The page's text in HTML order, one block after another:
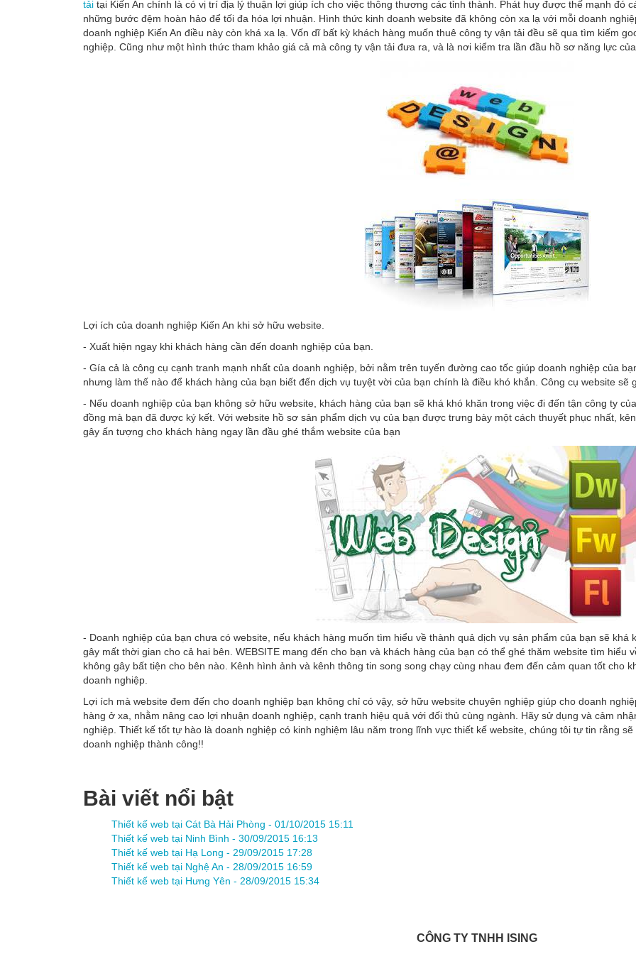
tải tại Kiến An chính là có vị trí địa lý thuận lợi giúp ích cho việc thông thương các tỉnh thành. Phát huy được thế mạnh đó
những bước đệm hoàn hảo để tối đa hóa lợi nhuận. Hình thức kinh doanh website đã không còn xa lạ với mỗi doanh
doanh nghiệp Kiến An điều này còn khá xa lạ. Vốn dĩ bất kỳ khách hàng muốn thuê công ty vận tải đều sẽ qua tìm kiếm
nghiệp. Cũng như một hình thức tham khảo giá cả mà công ty vận tải đưa ra, và là nơi kiểm tra lần đầu hồ sơ năng lực
Lợi ích của doanh nghiệp Kiến An khi sở hữu website.
- Xuất hiện ngay khi khách hàng cần đến doanh nghiệp của bạn.
- Gía cả là công cụ cạnh tranh mạnh nhất của doanh nghiệp, bởi nằm trên tuyến đường cao tốc giúp doanh nghiệp của
nhưng làm thế nào để khách hàng của bạn biết đến dịch vụ tuyệt vời của bạn chính là điều khó khắn. Công cụ website
- Nếu doanh nghiệp của bạn không sở hữu website, khách hàng của bạn sẽ khá khó khăn trong việc đi đến tận công ty
đồng mà bạn đã được ký kết. Với website hồ sơ sản phẩm dịch vụ của bạn được trưng bày một cách thuyết phục nhất,
gây ấn tượng cho khách hàng ngay lần đầu ghé thắm website của bạn
- Doanh nghiệp của bạn chưa có website, nếu khách hàng muốn tìm hiểu về thành quả dịch vụ sản phẩm của bạn sẽ
gây mất thời gian cho cả hai bên. WEBSITE mang đến cho bạn và khách hàng của bạn có thể ghé thăm website tìm hiểu
không gây bất tiện cho bên nào. Kênh hình ảnh và kênh thông tin song song chạy cùng nhau đem đến cảm quan tốt cho
doanh nghiệp.
Lợi ích mà website đem đến cho doanh nghiệp bạn không chỉ có vậy, sở hữu website chuyên nghiệp giúp cho doanh
hàng ở xa, nhằm nâng cao lợi nhuận doanh nghiệp, cạnh tranh hiệu quả với đối thủ cùng ngành. Hãy sử dụng và cảm
nghiệp. Thiết kế tốt tự hào là doanh nghiệp có kinh nghiệm lâu năm trong lĩnh vực thiết kế website, chúng tôi tự tin rằng
doanh nghiệp thành công!!
Bài viết nổi bật
Thiết kế web tại Cát Bà Hải Phòng - 01/10/2015 15:11
Thiết kế web tại Ninh Bình - 30/09/2015 16:13
Thiết kế web tại Hạ Long - 29/09/2015 17:28
Thiết kế web tại Nghệ An - 28/09/2015 16:59
Thiết kế web tại Hưng Yên - 28/09/2015 15:34
CÔNG TY TNHH ISING